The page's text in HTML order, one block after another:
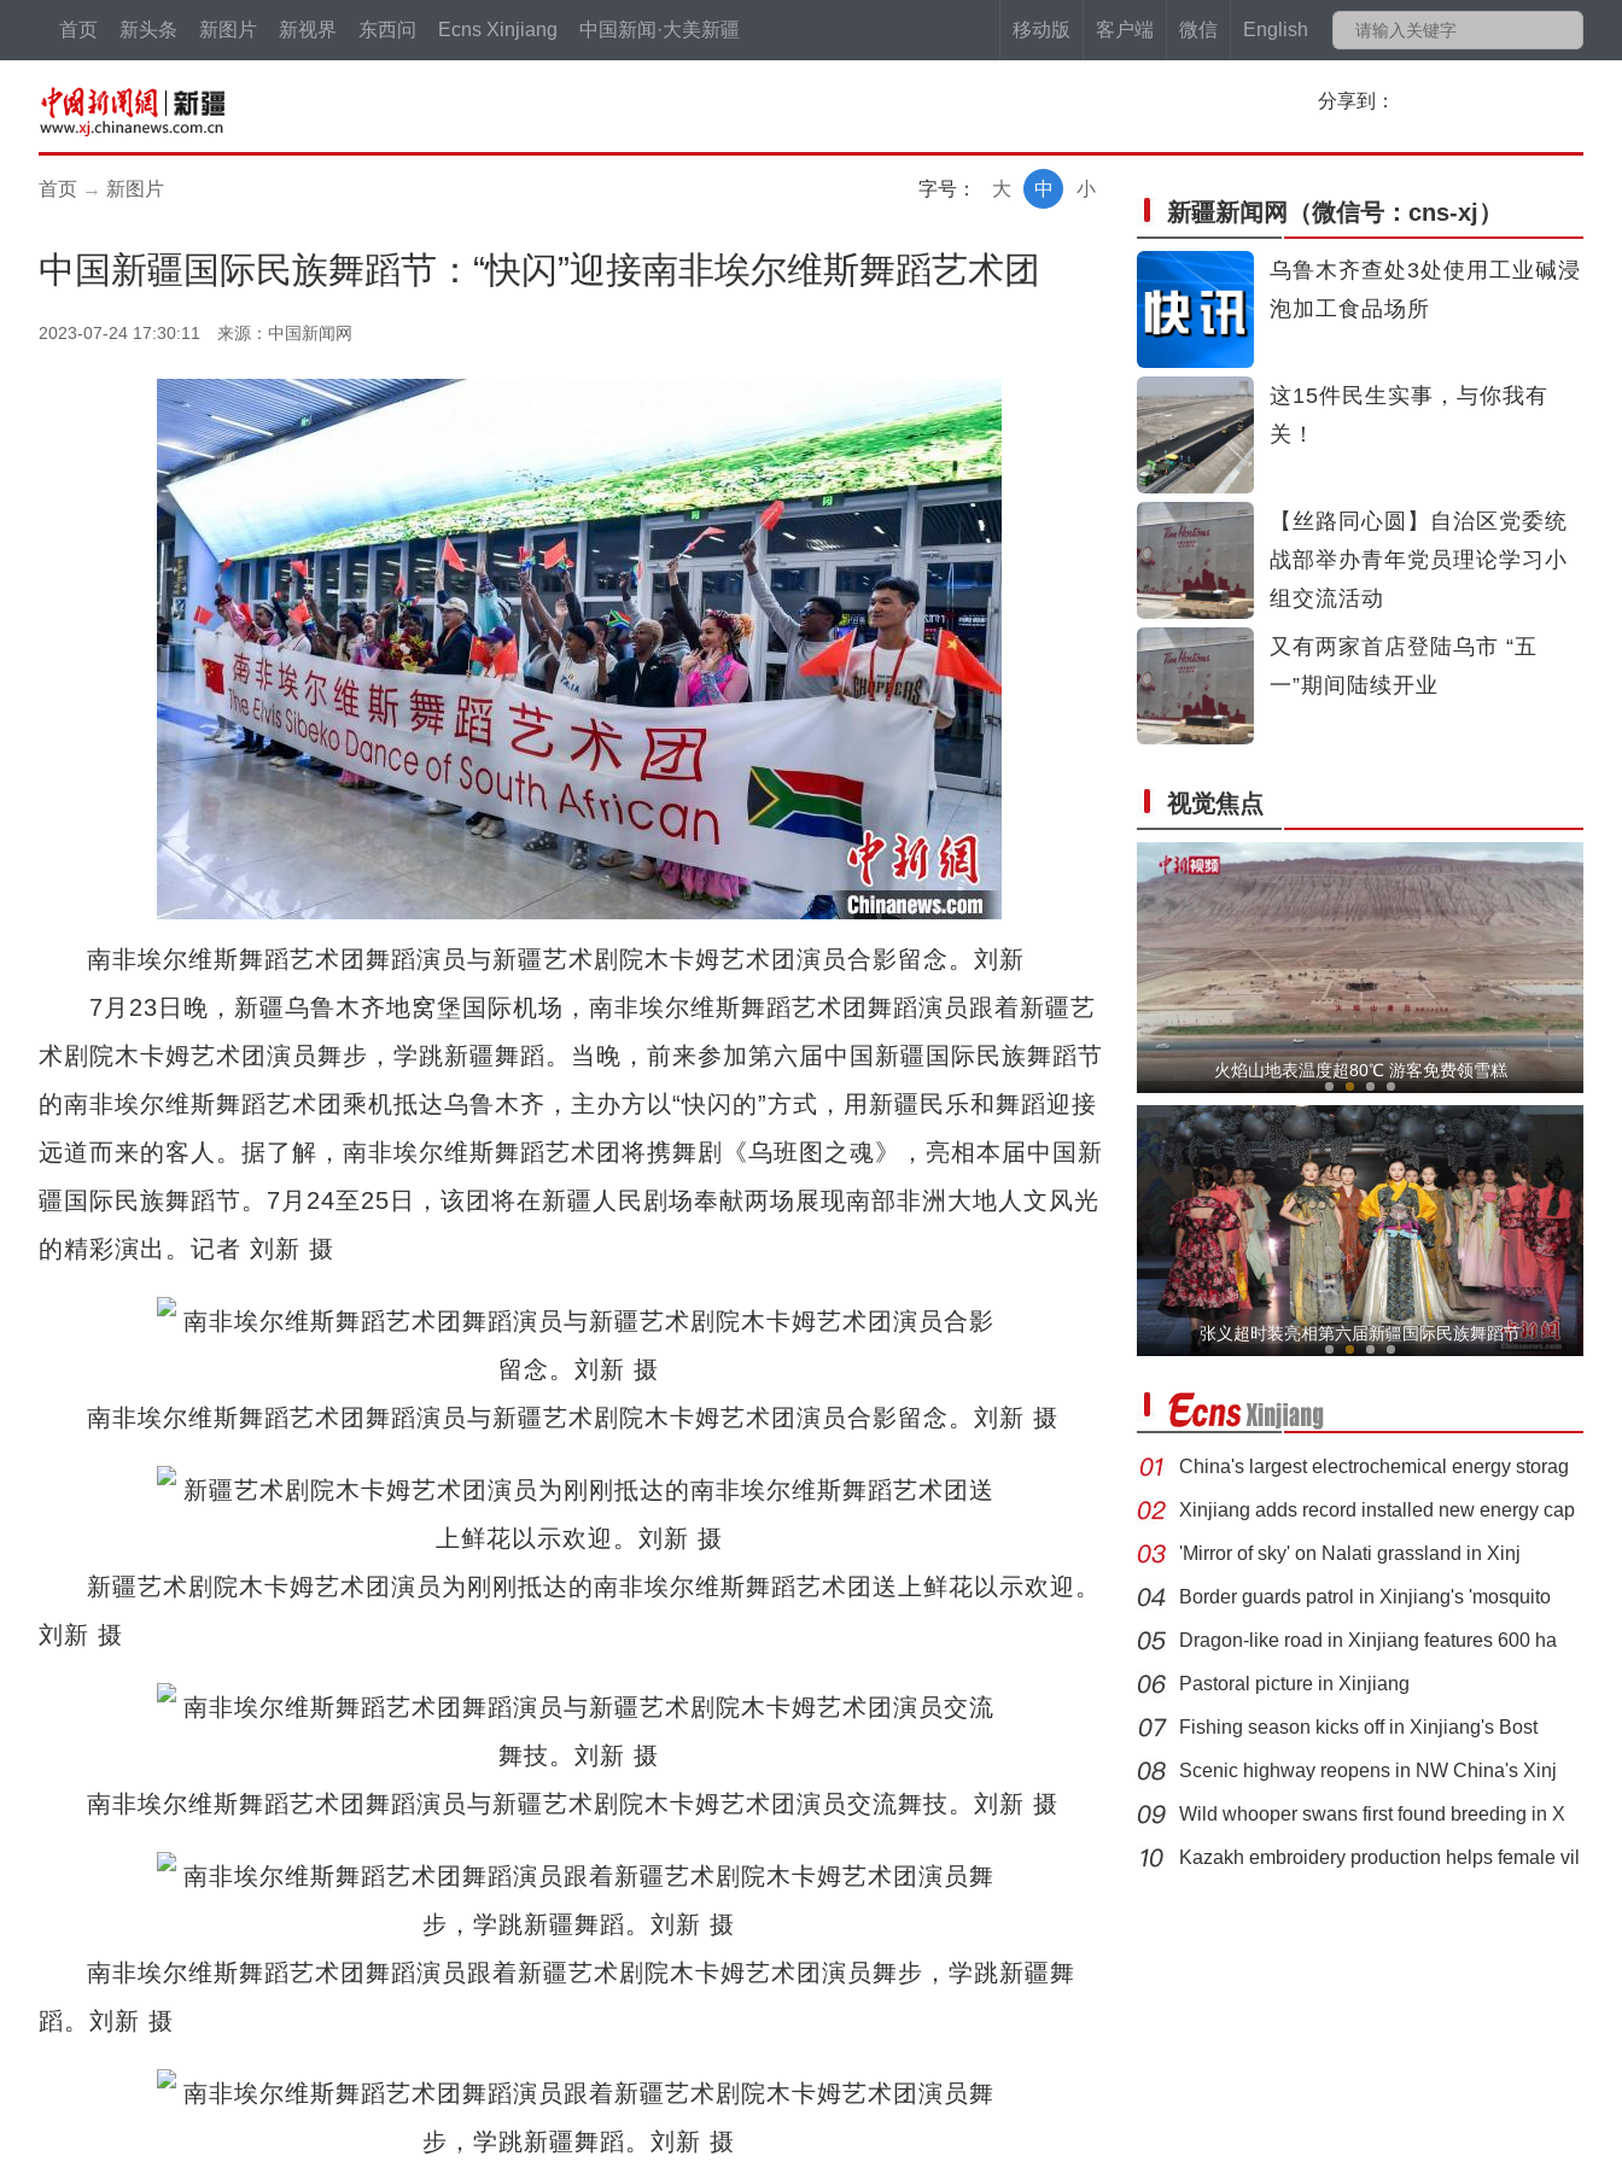
移动版 客户端 微信 English
首页 新头条 新图片 新视界 东西问 Ecns Xinjiang 中国新闻·大美新疆
分享到：
首页 → 新图片 字号： 小
中
大
中国新疆国际民族舞蹈节：“快闪”迎接南非埃尔维斯舞蹈艺术团
2023-07-24 17:30:11 来源：中国新闻网
南非埃尔维斯舞蹈艺术团舞蹈演员与新疆艺术剧院木卡姆艺术团演员合影留念。刘新
7月23日晚，新疆乌鲁木齐地窝堡国际机场，南非埃尔维斯舞蹈艺术团舞蹈演员跟着新疆艺
术剧院木卡姆艺术团演员舞步，学跳新疆舞蹈。当晚，前来参加第六届中国新疆国际民族舞蹈节
的南非埃尔维斯舞蹈艺术团乘机抵达乌鲁木齐，主办方以“快闪的”方式，用新疆民乐和舞蹈迎接
远道而来的客人。据了解，南非埃尔维斯舞蹈艺术团将携舞剧《乌班图之魂》，亮相本届中国新
疆国际民族舞蹈节。7月24至25日，该团将在新疆人民剧场奉献两场展现南部非洲大地人文风光
的精彩演出。记者 刘新 摄
南非埃尔维斯舞蹈艺术团舞蹈演员与新疆艺术剧院木卡姆艺术团演员合影留念。刘新 摄
新疆艺术剧院木卡姆艺术团演员为刚刚抵达的南非埃尔维斯舞蹈艺术团送上鲜花以示欢迎。
刘新 摄
南非埃尔维斯舞蹈艺术团舞蹈演员与新疆艺术剧院木卡姆艺术团演员交流舞技。刘新 摄
南非埃尔维斯舞蹈艺术团舞蹈演员跟着新疆艺术剧院木卡姆艺术团演员舞步，学跳新疆舞
蹈。刘新 摄
新疆新闻网 （微信号：cns-xj）
乌鲁木齐查处3处使用工业碱浸
泡加工食品场所
这15件民生实事，与你我有
关！
【丝路同心圆】自治区党委统
战部举办青年党员理论学习小
组交流活动
又有两家首店登陆乌市 “五
一”期间陆续开业
视觉焦点
新疆美食：和田凉粉
新疆福海：夏牧场沃野千里牛羊肥硕
火焰山地表温度超80℃ 游客免费领雪糕
第六届中国新疆国际民族舞蹈节开幕 27家中外
新疆福海：夏牧场沃野千里牛羊肥硕
张义超时装亮相第六届新疆国际民族舞蹈节
China's largest electrochemical energy storag
Xinjiang adds record installed new energy cap
'Mirror of sky' on Nalati grassland in Xinj
Border guards patrol in Xinjiang's 'mosquito
Dragon-like road in Xinjiang features 600 ha
Pastoral picture in Xinjiang
Fishing season kicks off in Xinjiang's Bost
Scenic highway reopens in NW China's Xinj
Wild whooper swans first found breeding in X
Kazakh embroidery production helps female vil